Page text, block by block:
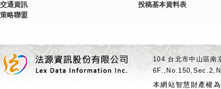
交通資訊
策略聯盟
投稿基本資料表
104 台北市中山區
本網站智慧財產權